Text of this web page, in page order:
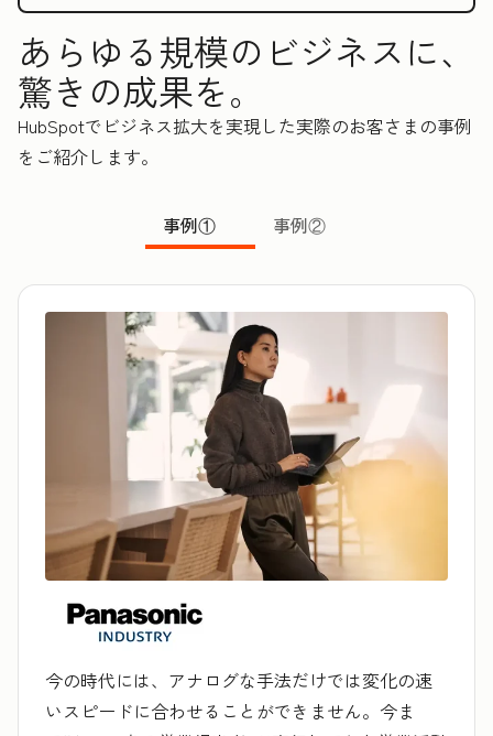
あらゆる規模のビジネスに、
驚きの成果を。
HubSpotでビジネス拡大を実現した実際のお客さまの事例
をご紹介します。
事例① 事例②
今の時代には、アナログな手法だけでは変化の速
いスピードに合わせることができません。今ま